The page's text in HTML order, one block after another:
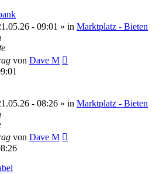
- 09:01 » in Marktplatz - Bieten
von Dave M
- 08:26 » in Marktplatz - Bieten
von Dave M